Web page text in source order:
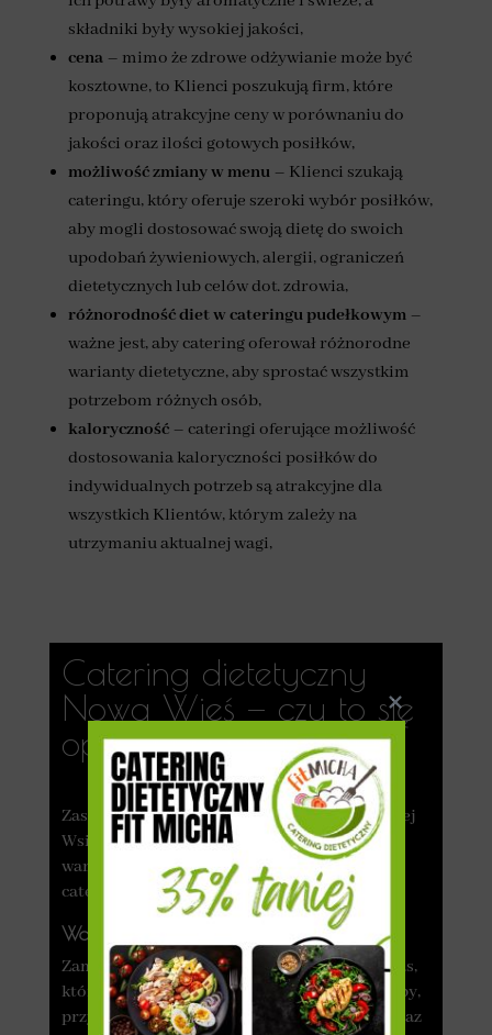
składniki były wysokiej jakości,
cena– mimo że zdrowe odżywianie może być
kosztowne, to Klienci poszukują firm, które
proponują atrakcyjne ceny w porównaniu do
jakości oraz ilości gotowych posiłków,
możliwość zmiany w menu– Klienci szukają
cateringu, który oferuje szeroki wybór posiłków,
aby mogli dostosować swoją dietę do swoich
upodobań żywieniowych, alergii, ograniczeń
dietetycznych lub celów dot. zdrowia,
różnorodność dietw cateringu pudełkowym–
ważne jest, aby catering oferował różnorodne
warianty dietetyczne, aby sprostać wszystkim
potrzebom różnych osób,
kaloryczność– cateringi oferujące możliwość
dostosowania kaloryczności posiłków do
indywidualnych potrzeb są atrakcyjne dla
wszystkich Klientów, którym zależy na
utrzymaniu aktualnej wagi,
Catering dietetyczny
Nowa Wieś — czy to się
opłaca?
Zastanawiasz się, czy dieta pudełkowa w Nowej
Wsi to dobra opcja dla Ciebie? Zobacz, czemu
warto skorzystać z usług sprawdzonego
cateringu!
Wolny czas na przyjemności
Zamawiając dietę pudełkową, oszczędzasz czas,
który standardowo trzeba poświęcić na zakupy,
przygotowywanie jedzenia, liczenie kalorii oraz